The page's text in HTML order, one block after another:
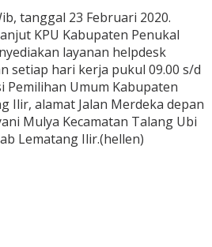
tanggal 23 Februari 2020.
KPU Kabupaten Penukal
layanan helpdesk
setiap hari kerja pukul 09.00 s/d
Pemilihan Umum Kabupaten
Ilir, alamat Jalan Merdeka depan
Mulya Kecamatan Talang Ubi
Lematang Ilir.(hellen)